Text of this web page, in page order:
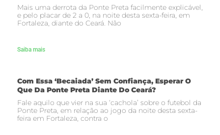
Mais uma derrota da Ponte Preta facilmente explicável,
e pelo placar de 2 a 0, na noite desta sexta-feira, em
Fortaleza, diante do Ceará. Não
Saiba mais
Com Essa ‘becaiada’ Sem Confiança, Esperar O
Que Da Ponte Preta Diante Do Ceará?
Fale aquilo que vier na sua ‘cachola’ sobre o futebol da
Ponte Preta, em relação ao jogo da noite desta sexta-
feira em Fortaleza, contra o